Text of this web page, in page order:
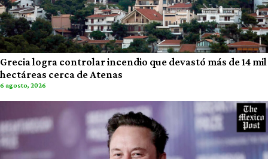
Grecia logra controlar incendio que devastó más de 14 mil
hectáreas cerca de Atenas
6 agosto, 2026